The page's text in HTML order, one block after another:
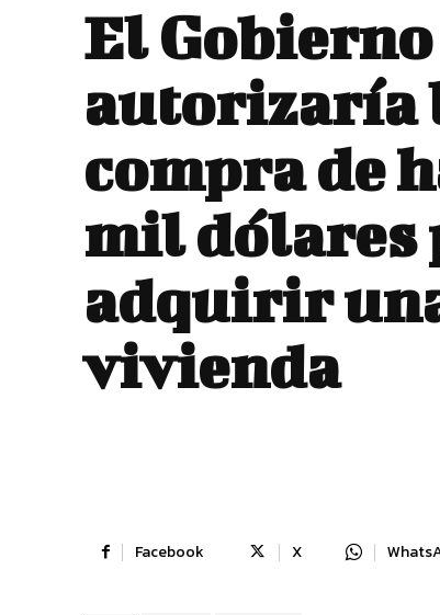
El Gobierno
autorizaría
compra de
mil dólares
adquirir
vivienda
Facebook X